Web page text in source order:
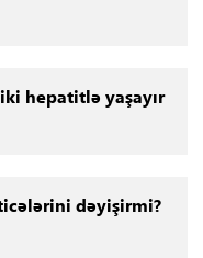
hepatitlə yaşayır
dəyişirmi?